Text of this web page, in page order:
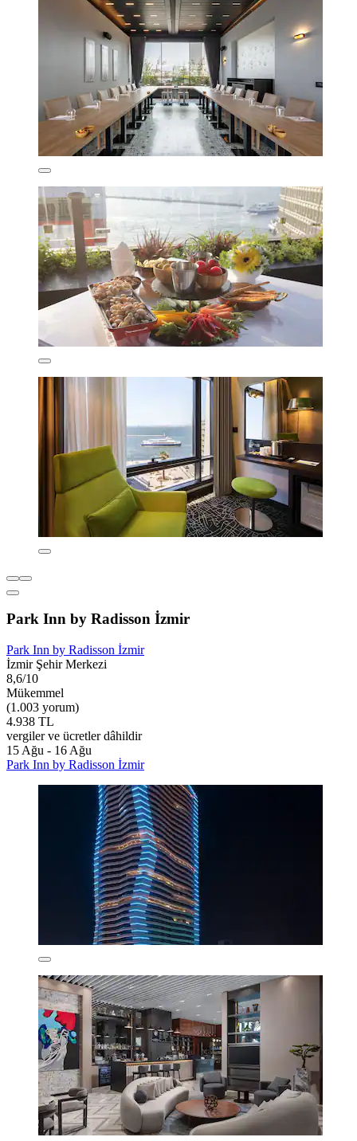
Park Inn by Radisson İzmir
Park Inn by Radisson İzmir
İzmir Şehir Merkezi
8,6/10
Mükemmel
(1.003 yorum)
4.938 TL
vergiler ve ücretler dâhildir
15 Ağu - 16 Ağu
Park Inn by Radisson İzmir